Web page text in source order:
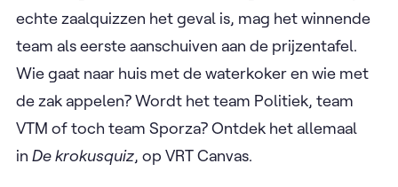
echte zaalquizzen het geval is, mag het winnende
team als eerste aanschuiven aan de prijzentafel.
Wie gaat naar huis met de waterkoker en wie met
de zak appelen? Wordt het team Politiek, team
VTM of toch team Sporza? Ontdek het allemaal
in De krokusquiz, op VRT Canvas.